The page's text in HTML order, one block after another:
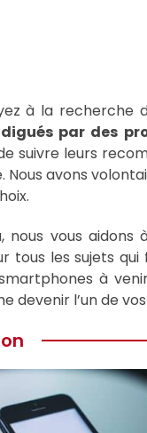
à la recherche
par des
suivre leurs
Nous avons
nous vous
tous les sujets qui
à
devenir l’un de